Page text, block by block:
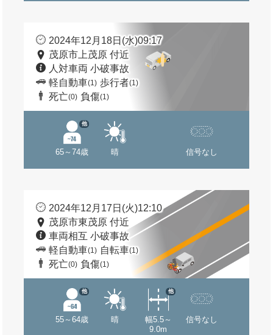
2024年12月18日(水)09:17
茂原市上茂原 付近
人対車両 小破事故
軽自動車(1) 歩行者(1)
死亡(0) 負傷(1)
65～74歳
他
晴 信号なし
2024年12月17日(火)12:10
茂原市東茂原 付近
車両相互 小破事故
軽自動車(1) 自転車(1)
死亡(0) 負傷(1)
55～64歳
他
晴
幅5.5～
9.0m
他
信号なし